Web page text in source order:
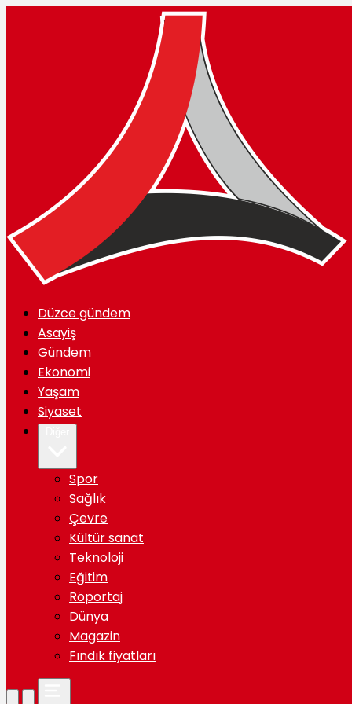
Düzce gündem
Asayiş
Gündem
Ekonomi
Yaşam
Siyaset
Spor
Sağlık
Çevre
Kültür sanat
Teknoloji
Eğitim
Röportaj
Dünya
Magazin
Fındık fiyatları